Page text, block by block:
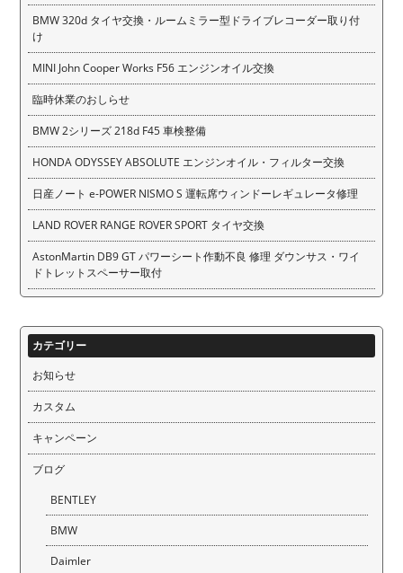
BMW 320d タイヤ交換・ルームミラー型ドライブレコーダー取り付
け
MINI John Cooper Works F56 エンジンオイル交換
臨時休業のおしらせ
BMW 2シリーズ 218d F45 車検整備
HONDA ODYSSEY ABSOLUTE エンジンオイル・フィルター交換
日産ノート e-POWER NISMO S 運転席ウィンドーレギュレータ修理
LAND ROVER RANGE ROVER SPORT タイヤ交換
AstonMartin DB9 GT パワーシート作動不良 修理 ダウンサス・ワイ
ドトレットスペーサー取付
カテゴリー
お知らせ
カスタム
キャンペーン
ブログ
BENTLEY
BMW
Daimler